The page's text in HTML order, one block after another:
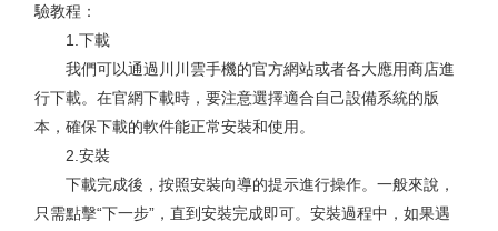
驗教程：
1.下載
我們可以通過川川雲手機的官方網站或者各大應用商店進
行下載。在官網下載時，要注意選擇適合自己設備系統的版
本，確保下載的軟件能正常安裝和使用。
2.安裝
下載完成後，按照安裝向導的提示進行操作。一般來說，
只需點擊“下一步”，直到安裝完成即可。安裝過程中，如果遇